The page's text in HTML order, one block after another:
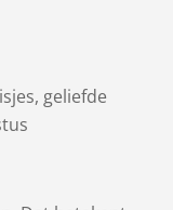
geliefde